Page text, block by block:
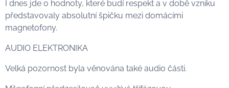
I dnes jde o hodnoty, které budí respekt a v době vzniku
představovaly absolutní špičku mezi domácími
magnetofony.
AUDIO ELEKTRONIKA
Velká pozornost byla věnována také audio části.